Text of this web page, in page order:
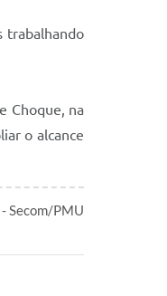
trabalhando
Choque, na
o alcance
Secom/PMU